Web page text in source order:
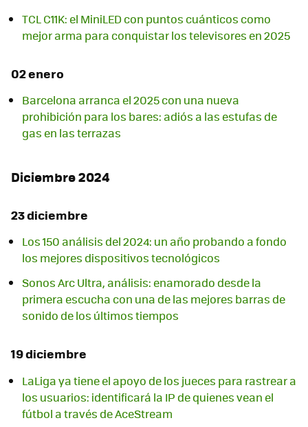
TCL C11K: el MiniLED con puntos cuánticos como
mejor arma para conquistar los televisores en 2025
02 enero
Barcelona arranca el 2025 con una nueva
prohibición para los bares: adiós a las estufas de
gas en las terrazas
Diciembre 2024
23 diciembre
Los 150 análisis del 2024: un año probando a fondo
los mejores dispositivos tecnológicos
Sonos Arc Ultra, análisis: enamorado desde la
primera escucha con una de las mejores barras de
sonido de los últimos tiempos
19 diciembre
LaLiga ya tiene el apoyo de los jueces para rastrear a
los usuarios: identificará la IP de quienes vean el
fútbol a través de AceStream